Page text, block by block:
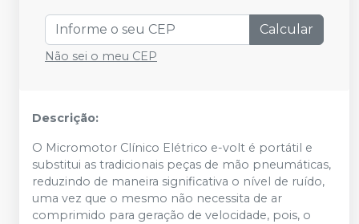
Calcular
Não sei o meu CEP
Descrição:
O Micromotor Clínico Elétrico e-volt é portátil e
substitui as tradicionais peças de mão pneumáticas,
reduzindo de maneira significativa o nível de ruído,
uma vez que o mesmo não necessita de ar
comprimido para geração de velocidade, pois, o